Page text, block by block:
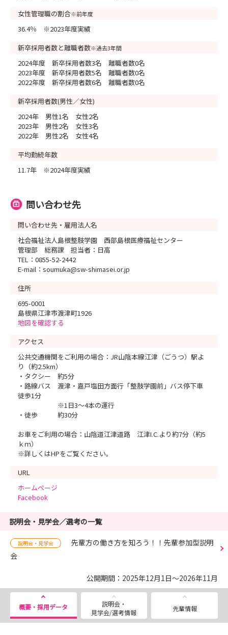
女性管理職の割合※前年度
36.4％ ※2023年度実績
新卒採用者数と離職者数※過去3年間
2024年度 新卒採用者数3名 離職者数0名
2023年度 新卒採用者数5名 離職者数0名
2022年度 新卒採用者数6名 離職者数0名
新卒採用者数(男性／女性)
2024年 男性1名 女性2名
2023年 男性2名 女性3名
2022年 男性2名 女性4名
平均勤続年数
11.7年 ※2024年度実績
問い合わせ先
問い合わせ先・雇用法人名
社会福祉法人島根整肢学園 西部島根医療福祉センター
管理部 総務課 担当者：日高
TEL：0855-52-2442
E-mail：soumuka@sw-shimasei.or.jp
住所
695-0001
島根県江津市渡津町1926
地図を確認する
アクセス
公共交通機関をご利用の場合：JR山陰本線江津（ごうつ）駅よ
り（約2.5km）
・タクシー 約5分
・路線バス 渡津・嘉戸塩田方面行「整肢学園前」バス停下車
徒歩1分
※1日3～4本の運行
・徒歩 約30分
お車をご利用の場合：山陰道江津道路 江津I.C.より約7分（約5
ｋｍ）
※詳しくはHPをご覧ください。
URL
ホームページ
Facebook
説明会・見学会／選考の一覧
説明会・見学会
先輩方の働き方を知ろう！！先輩参加型説明
会
公開期間：2025年12月1日～2026年11月
概要・採用データ
説明会・
見学会/選考情報
先輩情報